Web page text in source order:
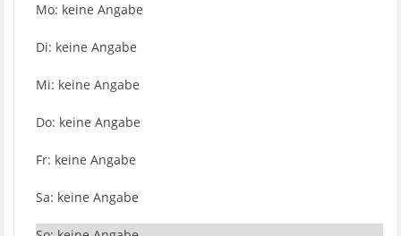
Mo: keine Angabe
Di: keine Angabe
Mi: keine Angabe
Do: keine Angabe
Fr: keine Angabe
Sa: keine Angabe